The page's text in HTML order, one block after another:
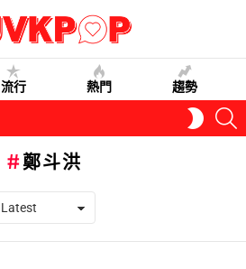
流行 熱門 趨勢
SKIN
鄭斗洪